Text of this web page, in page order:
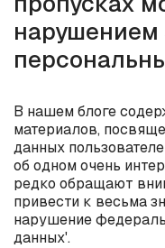
нарушением
В нашем блоге
материалов,
данных
об одном очень
редко обращают
привести к весьма
нарушение
данных'.